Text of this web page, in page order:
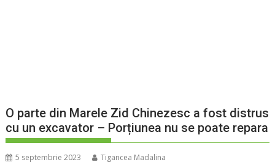
O parte din Marele Zid Chinezesc a fost distrus
cu un excavator – Porțiunea nu se poate repara
5 septembrie 2023 Tigancea Madalina